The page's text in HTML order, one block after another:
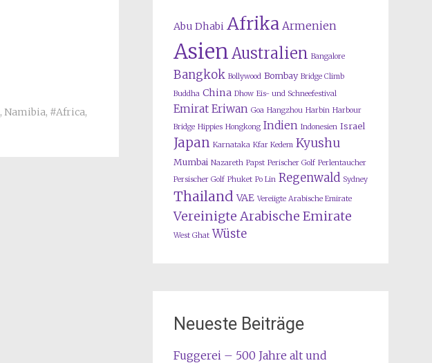
, Namibia, #Africa,
Abu Dhabi Afrika Armenien
AsienAustralien Bangalore
Bangkok Bollywood Bombay Bridge Climb
Buddha China Dhow Eis- und Schneefestival
Emirat Eriwan Goa Hangzhou Harbin Harbour
Bridge Hippies Hongkong Indien Indonesien Israel
Japan Karnataka Kfar Kedem Kyushu
Mumbai Nazareth Papst Perischer Golf Perlentaucher
Persischer Golf Phuket Po Lin Regenwald Sydney
Thailand VAE Vereiigte Arabische Emirate
Vereinigte Arabische Emirate
West Ghat Wüste
Neueste Beiträge
Fuggerei – 500 Jahre alt und